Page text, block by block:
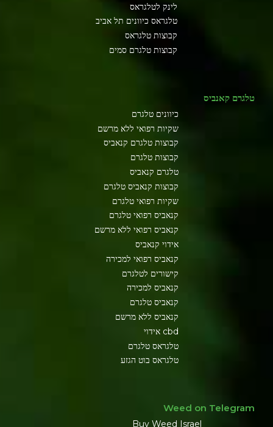
לינק לטלגראס
טלגראס כיוונים תל אביב
קבוצות טלגראס
קבוצות טלגרם סמים
טלגרם קאנביס
כיוונים טלגרם
שקיות רפואי ללא מרשם
קבוצות טלגרם קנאביס
קבוצות טלגרם
טלגרם קנאביס
קבוצות קנאביס טלגרם
שקיות רפואי טלגרם
קנאביס רפואי טלגרם
קנאביס רפואי ללא מרשם
אידוי קנאביס
קנאביס רפואי למכירה
קישורים לטלגרם
קנאביס למכירה
קנאביס טלגרם
קנאביס ללא מרשם
cbd אידוי
טלגראס טלגרם
טלגראס בוט הגזע
Weed on Telegram
Buy Weed Israel